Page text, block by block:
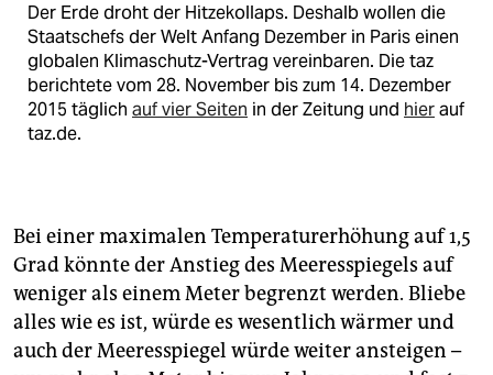
Der Erde droht der Hitzekollaps. Deshalb wollen die
Staatschefs der Welt Anfang Dezember in Paris einen
globalen Klimaschutz-Vertrag vereinbaren. Die taz
berichtete vom 28. November bis zum 14. Dezember
2015 täglich auf vier Seiten in der Zeitung und hierauf
taz.de.
Bei einer maximalen Temperaturerhöhung auf 1,5
Grad könnte der Anstieg des Meeresspiegels auf
weniger als einem Meter begrenzt werden. Bliebe
alles wie es ist, würde es wesentlich wärmer und
auch der Meeresspiegel würde weiter ansteigen –